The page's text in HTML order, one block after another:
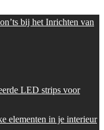
bij het Inrichten van
LED strips voor
elementen in je interieur